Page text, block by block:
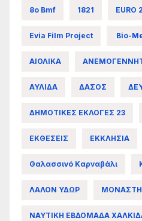
8ο Bmf 1821 EURO
Evia Film Project Bio-
ΑΙΟΛΙΚΑ
ΑΥΛΙΔΑ ΔΑΣΟΣ
ΔΗΜΟΤΙΚΕΣ ΕΚΛΟΓΕΣ 23
ΕΚΘΕΣΕΙΣ ΕΚΚΛΗΣΙΑ
Θαλασσινό Καρναβάλι
ΛΑΛΟΝ ΥΔΩΡ
ΝΑΥΤΙΚΗ ΕΒΔΟΜΑΔΑ